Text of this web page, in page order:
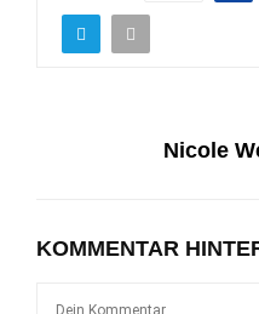
Nicole
KOMMENTAR